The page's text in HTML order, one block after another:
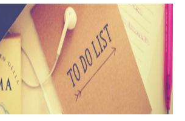
SERVIZI
COLLABORAZIONI
CONTATTI